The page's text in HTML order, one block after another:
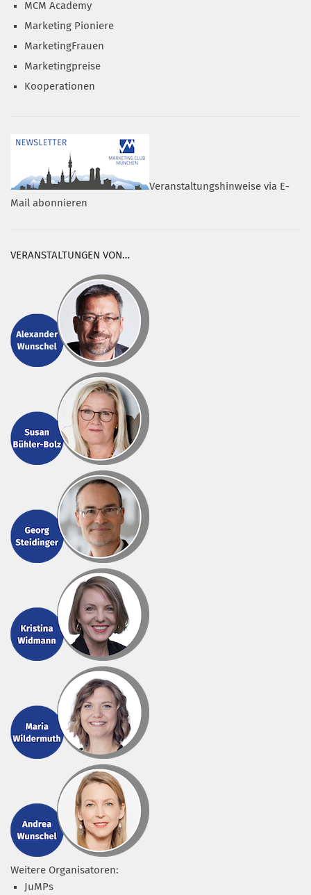
MCM Academy
Marketing Pioniere
MarketingFrauen
Marketingpreise
Kooperationen
Veranstaltungshinweise via E-
Mail abonnieren
VERANSTALTUNGEN VON…
Weitere Organisatoren:
JuMPs